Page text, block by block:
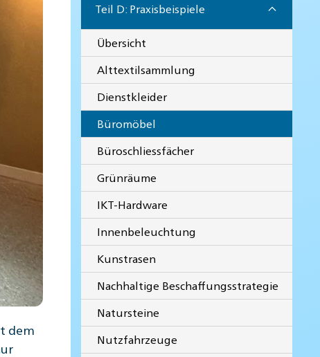
dem
Teil D: Praxisbeispiele
Übersicht
Alttextilsammlung
Dienstkleider
Büromöbel
Büroschliessfächer
Grünräume
IKT-Hardware
Innenbeleuchtung
Kunstrasen
Nachhaltige Beschaffungsstrategie
Natursteine
Nutzfahrzeuge